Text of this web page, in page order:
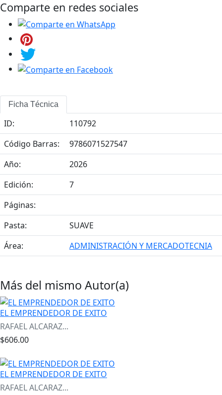
Comparte en redes sociales
Ficha Técnica
ID:
110792
Código Barras:
9786071527547
Año:
2026
Edición:
7
Páginas:
Pasta:
SUAVE
Área:
ADMINISTRACIÓN Y MERCADOTECNIA
Más del mismo Autor(a)
EL EMPRENDEDOR DE EXITO
RAFAEL ALCARAZ...
$606.00
EL EMPRENDEDOR DE EXITO
RAFAEL ALCARAZ...